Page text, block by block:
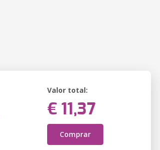
Valor total:
€ 11,37
Comprar